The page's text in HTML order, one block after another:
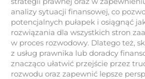
analizy sytuacji finansowej, co
potencjalnych pułapek i osiągnąć
rozwiązania dla wszystkich stron
w proces rozwodowy. Dlatego też,
z usług prawnika lub doradcy
znacząco ułatwić przejście przez
rozwodu oraz zapewnić lepsze